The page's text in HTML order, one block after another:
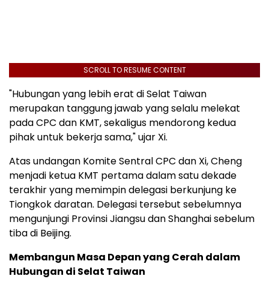
SCROLL TO RESUME CONTENT
"Hubungan yang lebih erat di Selat Taiwan
merupakan tanggung jawab yang selalu melekat
pada CPC dan KMT, sekaligus mendorong kedua
pihak untuk bekerja sama," ujar Xi.
Atas undangan Komite Sentral CPC dan Xi, Cheng
menjadi ketua KMT pertama dalam satu dekade
terakhir yang memimpin delegasi berkunjung ke
Tiongkok daratan. Delegasi tersebut sebelumnya
mengunjungi Provinsi Jiangsu dan Shanghai sebelum
tiba di Beijing.
Membangun Masa Depan yang Cerah dalam
Hubungan di Selat Taiwan